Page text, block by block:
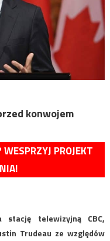
konwojem
PROJEKT
stację telewizyjną CBC,
Trudeau ze względów